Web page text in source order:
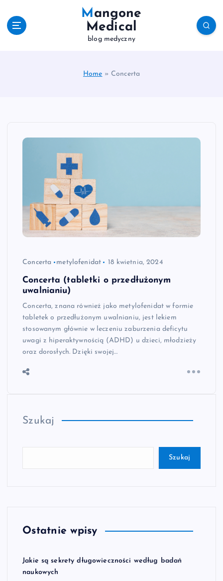
Mangone
Medical
blog medyczny
Home » Concerta
Concerta metylofenidat 18 kwietnia, 2024
Concerta (tabletki o przedłużonym
uwalnianiu)
Concerta, znana również jako metylofenidat w formie
tabletek o przedłużonym uwalnianiu, jest lekiem
stosowanym głównie w leczeniu zaburzenia deficytu
uwagi z hiperaktywnością (ADHD) u dzieci, młodzieży
oraz dorosłych. Dzięki swojej…
Szukaj
Szukaj
Ostatnie wpisy
Jakie są sekrety długowieczności według badań
naukowych